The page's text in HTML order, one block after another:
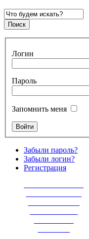
Логин
Пароль
Запомнить меня
Забыли пароль?
Забыли логин?
Регистрация